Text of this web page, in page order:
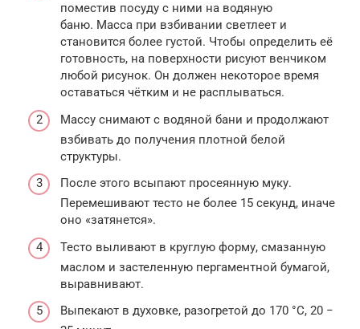
поместив посуду с ними на водяную
баню. Масса при взбивании светлеет и
становится более густой. Чтобы определить её
готовность, на поверхности рисуют венчиком
любой рисунок. Он должен некоторое время
оставаться чётким и не расплываться.
Массу снимают с водяной бани и продолжают
взбивать до получения плотной белой
структуры.
После этого всыпают просеянную муку.
Перемешивают тесто не более 15 секунд, иначе
оно «затянется».
Тесто выливают в круглую форму, смазанную
маслом и застеленную пергаментной бумагой,
выравнивают.
Выпекают в духовке, разогретой до 170 °С, 20 −